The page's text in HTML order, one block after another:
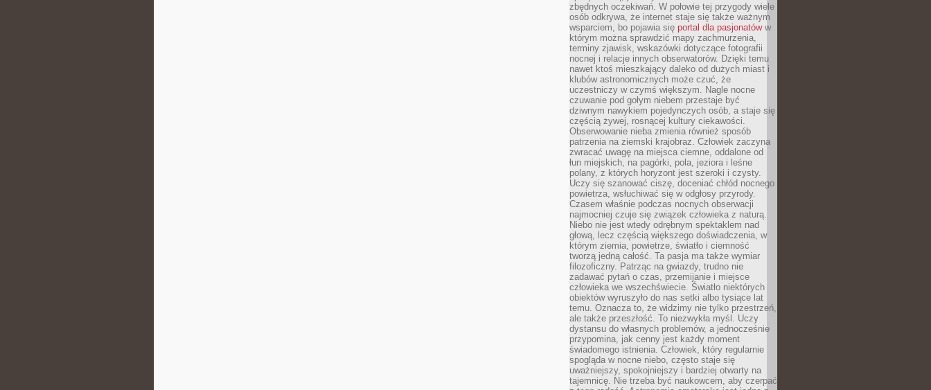
zbędnych oczekiwań. W połowie tej przygody wiele
osób odkrywa, że internet staje się także ważnym
wsparciem, bo pojawia się portal dla pasjonatóww
którym można sprawdzić mapy zachmurzenia,
terminy zjawisk, wskazówki dotyczące fotografii
nocnej i relacje innych obserwatorów. Dzięki temu
nawet ktoś mieszkający daleko od dużych miast i
klubów astronomicznych może czuć, że
uczestniczy w czymś większym. Nagle nocne
czuwanie pod gołym niebem przestaje być
dziwnym nawykiem pojedynczych osób, a staje się
częścią żywej, rosnącej kultury ciekawości.
Obserwowanie nieba zmienia również sposób
patrzenia na ziemski krajobraz. Człowiek zaczyna
zwracać uwagę na miejsca ciemne, oddalone od
łun miejskich, na pagórki, pola, jeziora i leśne
polany, z których horyzont jest szeroki i czysty.
Uczy się szanować ciszę, doceniać chłód nocnego
powietrza, wsłuchiwać się w odgłosy przyrody.
Czasem właśnie podczas nocnych obserwacji
najmocniej czuje się związek człowieka z naturą.
Niebo nie jest wtedy odrębnym spektaklem nad
głową, lecz częścią większego doświadczenia, w
którym ziemia, powietrze, światło i ciemność
tworzą jedną całość. Ta pasja ma także wymiar
filozoficzny. Patrząc na gwiazdy, trudno nie
zadawać pytań o czas, przemijanie i miejsce
człowieka we wszechświecie. Światło niektórych
obiektów wyruszyło do nas setki albo tysiące lat
temu. Oznacza to, że widzimy nie tylko przestrzeń,
ale także przeszłość. To niezwykła myśl. Uczy
dystansu do własnych problemów, a jednocześnie
przypomina, jak cenny jest każdy moment
świadomego istnienia. Człowiek, który regularnie
spogląda w nocne niebo, często staje się
uważniejszy, spokojniejszy i bardziej otwarty na
tajemnicę. Nie trzeba być naukowcem, aby czerpać